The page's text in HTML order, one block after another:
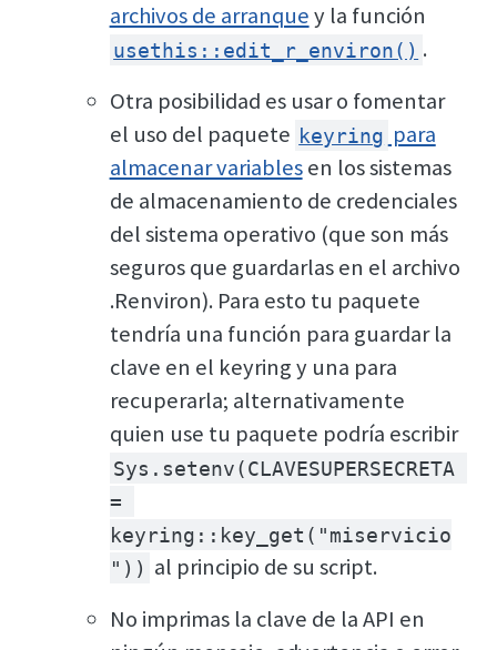
archivos de arranquey la función
usethis::edit_r_environ() .
Otra posibilidad es usar o fomentar
el uso del paquete keyring para
almacenar variablesen los sistemas
de almacenamiento de credenciales
del sistema operativo (que son más
seguros que guardarlas en el archivo
.Renviron). Para esto tu paquete
tendría una función para guardar la
clave en el keyring y una para
recuperarla; alternativamente
quien use tu paquete podría escribir
Sys.setenv(CLAVESUPERSECRETA
=
keyring::key_get("miservicio
")) al principio de su script.
No imprimas la clave de la API en